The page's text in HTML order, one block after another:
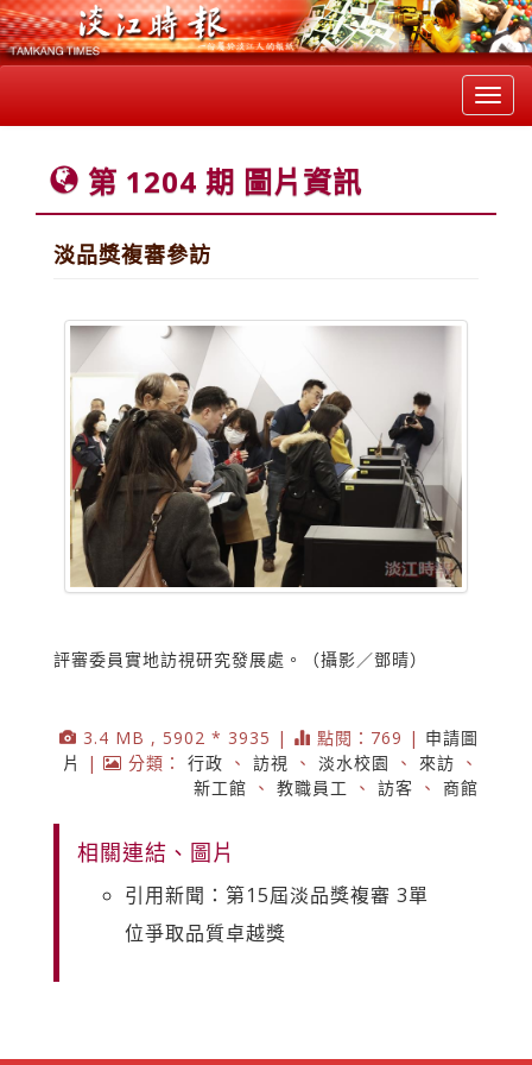
第 1204 期 圖片資訊
淡品獎複審參訪
評審委員實地訪視研究發展處。（攝影／鄧晴）
3.4 MB , 5902 * 3935 | 點閱：769 | 申請圖
片
| 分類： 行政 、 訪視 、 淡水校園 、 來訪 、
新工館 、 教職員工 、 訪客 、 商館
相關連結、圖片
引用新聞：第15屆淡品獎複審 3單
位爭取品質卓越獎